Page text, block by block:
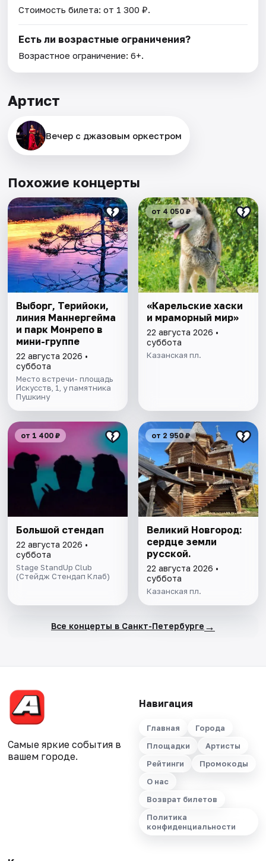
Стоимость билета: от 1 300 ₽.
Есть ли возрастные ограничения?
Возрастное ограничение: 6+.
Артист
Вечер с джазовым оркестром
Похожие концерты
Выборг, Терийоки,
линия Маннергейма
и парк Монрепо в
мини-группе
22 августа 2026 •
суббота
Место встречи- площадь
Искусств, 1, у памятника
Пушкину
от 4 050 ₽
«Карельские хаски
и мраморный мир»
22 августа 2026 •
суббота
Казанская пл.
от 1 400 ₽
Большой стендап
22 августа 2026 •
суббота
Stage StandUp Club
(Стейдж Стендап Клаб)
от 2 950 ₽
Великий Новгород:
сердце земли
русской.
22 августа 2026 •
суббота
Казанская пл.
Все концерты в Санкт-Петербурге →
Самые яркие события в
вашем городе.
Навигация
Главная
Города
Площадки
Артисты
Рейтинги
Промокоды
О нас
Возврат билетов
Политика
конфиденциальности